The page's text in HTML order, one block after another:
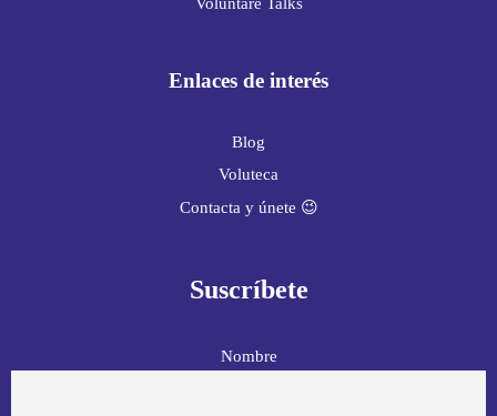
Enlaces de interés
Blog
Voluteca
Contacta y únete 😉
Suscríbete
Nombre